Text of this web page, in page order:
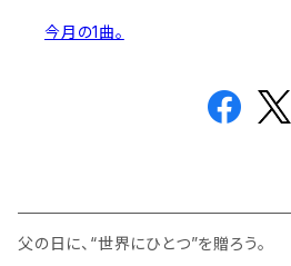
今月の1曲。
父の日に、“世界にひとつ”を贈ろう。